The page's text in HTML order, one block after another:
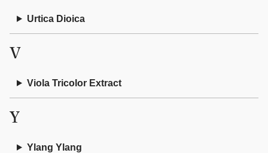
Urtica Dioica
V
Viola Tricolor Extract
Y
Ylang Ylang